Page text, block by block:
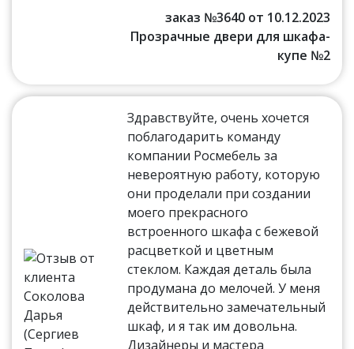
заказ №3640 от 10.12.2023
Прозрачные двери для шкафа-
купе №2
Здравствуйте, очень хочется
поблагодарить команду
компании Росмебель за
невероятную работу, которую
они проделали при создании
моего прекрасного
встроенного шкафа с бежевой
расцветкой и цветным
стеклом. Каждая деталь была
продумана до мелочей. У меня
действительно замечательный
шкаф, и я так им довольна.
Дизайнеры и мастера